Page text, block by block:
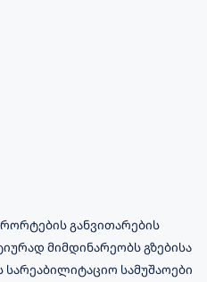
განვითარების
მიმდინარეობს გზებისა
სამუშაოები